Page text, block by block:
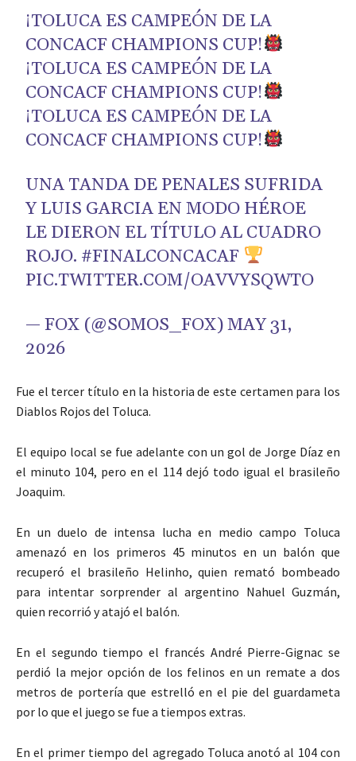
¡TOLUCA ES CAMPEÓN DE LA
CONCACF CHAMPIONS CUP!
¡TOLUCA ES CAMPEÓN DE LA
CONCACF CHAMPIONS CUP!
¡TOLUCA ES CAMPEÓN DE LA
CONCACF CHAMPIONS CUP!
UNA TANDA DE PENALES SUFRIDA
Y LUIS GARCIA EN MODO HÉROE
LE DIERON EL TÍTULO AL CUADRO
ROJO. #FINALCONCACAF
PIC.TWITTER.COM/OAVVYSQWTO
— FOX (@SOMOS_FOX)MAY 31,
2026
Fue el tercer título en la historia de este certamen para los
Diablos Rojos del Toluca.
El equipo local se fue adelante con un gol de Jorge Díaz en
el minuto 104, pero en el 114 dejó todo igual el brasileño
Joaquim.
En un duelo de intensa lucha en medio campo Toluca
amenazó en los primeros 45 minutos en un balón que
recuperó el brasileño Helinho, quien remató bombeado
para intentar sorprender al argentino Nahuel Guzmán,
quien recorrió y atajó el balón.
En el segundo tiempo el francés André Pierre-Gignac se
perdió la mejor opción de los felinos en un remate a dos
metros de portería que estrelló en el pie del guardameta
por lo que el juego se fue a tiempos extras.
En el primer tiempo del agregado Toluca anotó al 104 con